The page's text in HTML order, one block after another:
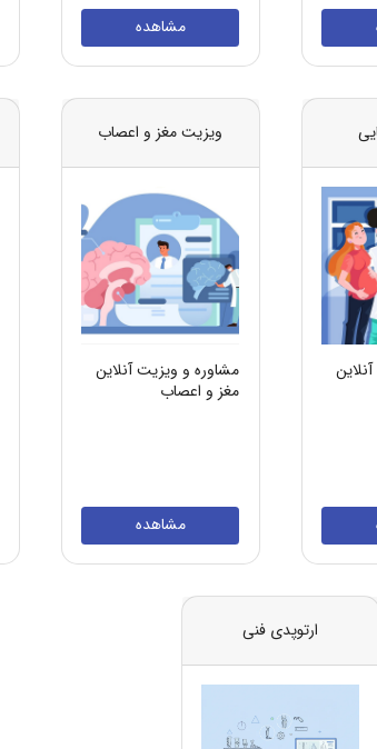
مشاهده
ویزیت مغز و اعصاب
مشاوره و ویزیت آنلاین
مغز و اعصاب
مشاهده
ارتوپدی فنی